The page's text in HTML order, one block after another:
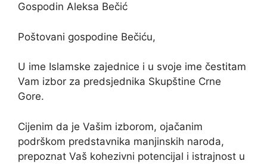
Gospodin Aleksa Bečić
Poštovani gospodine Bečiću,
U ime Islamske zajednice i u svoje ime čestitam
Vam izbor za predsjednika Skupštine Crne
Gore.
Cijenim da je Vašim izborom, ojačanim
podrškom predstavnika manjinskih naroda,
prepoznat Vaš kohezivni potencijal i istrajnost u